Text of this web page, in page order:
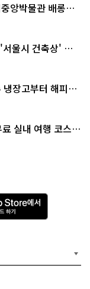
앙박물관 배롱나
울시 건축상' 수
장고부터 해피소
실내 여행 코스
A
p
p
e